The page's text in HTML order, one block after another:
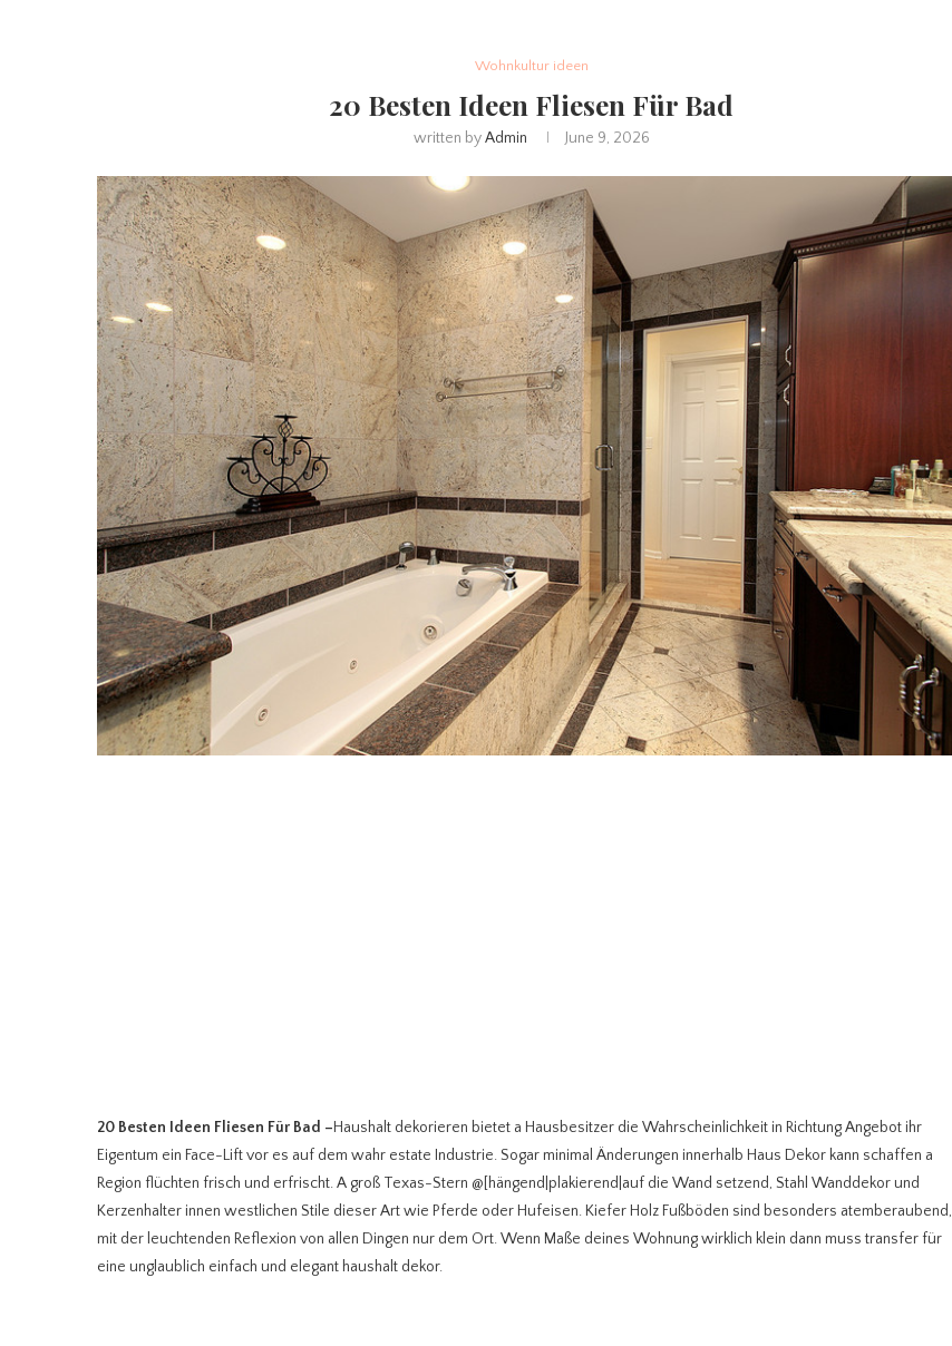
Wohnkultur ideen
20 Besten Ideen Fliesen Für Bad
written byAdmin June 9, 2026
20 Besten Ideen Fliesen Für Bad –Haushalt dekorieren bietet a Hausbesitzer die Wahrscheinlichkeit in Richtung Angebot ihr
Eigentum ein Face-Lift vor es auf dem wahr estate Industrie. Sogar minimal Änderungen innerhalb Haus Dekor kann schaffen a
Region flüchten frisch und erfrischt. A groß Texas-Stern @[hängend|plakierend|auf die Wand setzend, Stahl Wanddekor und
Kerzenhalter innen westlichen Stile dieser Art wie Pferde oder Hufeisen. Kiefer Holz Fußböden sind besonders atemberaubend,
mit der leuchtenden Reflexion von allen Dingen nur dem Ort. Wenn Maße deines Wohnung wirklich klein dann muss transfer für
eine unglaublich einfach und elegant haushalt dekor.